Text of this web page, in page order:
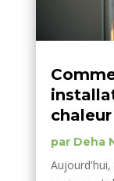
par Deha